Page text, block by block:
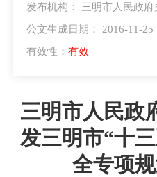
发布机构： 三明市人民政府
公文生成日期： 2016-11-25
有效性： 有效
三明市人民政
发三明市“十
全专项